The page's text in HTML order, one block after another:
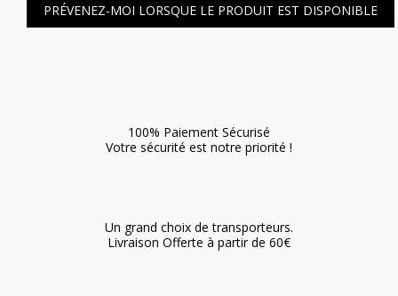
PRÉVENEZ-MOI LORSQUE LE PRODUIT EST DISPONIBLE
100% Paiement Sécurisé
Votre sécurité est notre priorité !
Un grand choix de transporteurs.
Livraison Offerte à partir de 60€